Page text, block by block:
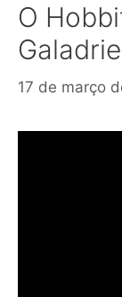
O
17 de março